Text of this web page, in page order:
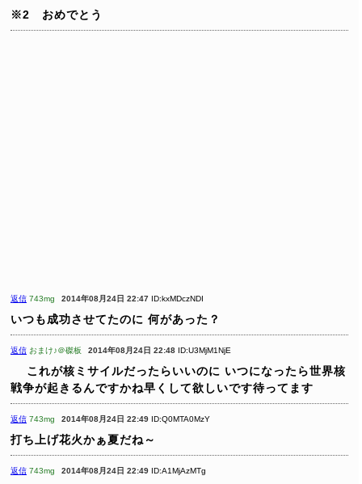
※2 おめでとう
返信 743mg 2014年08月24日 22:47 ID:kxMDczNDI
いつも成功させてたのに 何があった？
返信 おまけ♪＠磔板 2014年08月24日 22:48 ID:U3MjM1NjE
これが核ミサイルだったらいいのに いつになったら世界核
戦争が起きるんですかね早くして欲しいです待ってます
返信 743mg 2014年08月24日 22:49 ID:Q0MTA0MzY
打ち上げ花火かぁ夏だね～
返信 743mg 2014年08月24日 22:49 ID:A1MjAzMTg